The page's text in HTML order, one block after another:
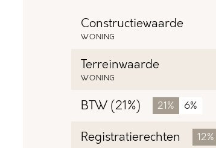
Constructiewaarde
WONING
Terreinwaarde
WONING
BTW (21%) 21% 6%
Registratierechten
12%